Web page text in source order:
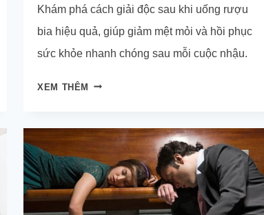
Khám phá cách giải độc sau khi uống rượu
bia hiệu quả, giúp giảm mệt mỏi và hồi phục
sức khỏe nhanh chóng sau mỗi cuộc nhậu.
XEM THÊM CÁCH
SAU
UỐNG
RƯỢU